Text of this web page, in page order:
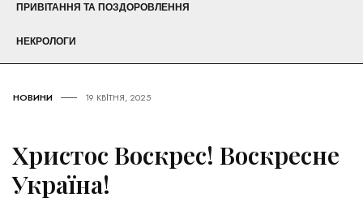
ПРИВІТАННЯ ТА ПОЗДОРОВЛЕННЯ
НЕКРОЛОГИ
НОВИНИ 19 КВІТНЯ, 2025
Христос Воскрес! Воскресне
Україна!